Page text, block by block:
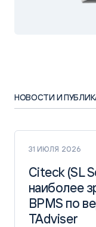
НОВОСТИ И
31 ИЮЛЯ 2026
Citeck (SL
наиболее
BPMS по
TAdviser
Citeck (SL
наиболее
BPMS по
TAdviser